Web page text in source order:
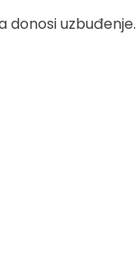
donosi uzbuđenje.